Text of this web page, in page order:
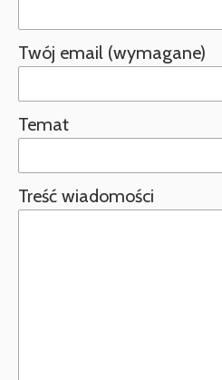
Twój email (wymagane)
Temat
Treść wiadomości